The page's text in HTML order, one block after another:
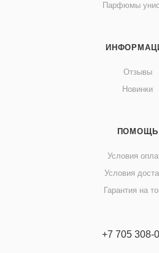
Парфюмы
Отзывы
Новинки
ПОМОЩЬ
Условия
Условия
Гарантия на
+7 705 308-